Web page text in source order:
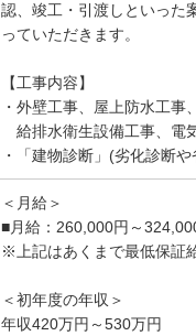
認、竣工・引渡しといった
っていただきます。
【工事内容】
・外壁工事、屋上防水工事
給排水衛生設備工事、電
・「建物診断」(劣化診断
＜月給＞
■月給：260,000円～
※上記はあくまで最低保証
＜初年度の年収＞
年収420万円～530万円